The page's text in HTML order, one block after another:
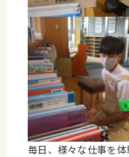
毎日、様々な仕事を体